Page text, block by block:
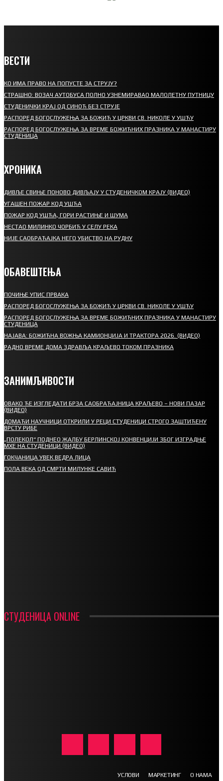
ВЕСТИ
КО ИМА ПРАВО НА ПОПУСТЕ ЗА СТРУЈУ?
СТРАШНО: ВОЗАЧ АУТОБУСА ПОЛНО УЗНЕМИРАВАО МАЛОЛЕТНУ ПУТНИЦУ
СТУДЕНИЧКИ КРАЈ ОД СИНОЋ БЕЗ СТРУЈЕ
РАСПОРЕД БОГОСЛУЖЕЊА ЗА БОЖИЋ У ЦРКВИ СВ. НИКОЛЕ У УШЋУ
РАСПОРЕД БОГОСЛУЖЕЊА ЗА ВРЕМЕ БОЖИЋНИХ ПРАЗНИКА У МАНАСТИРУ
СТУДЕНИЦА
ХРОНИКА
ДИВЉЕ СВИЊЕ ПОНОВО ДИВЉАЈУ У СТУДЕНИЧКОМ КРАЈУ (ВИДЕО)
УГАШЕН ПОЖАР КОД УШЋА
ПОЖАР КОД УШЋА, ГОРИ РАСТИЊЕ И ШУМА
НЕСТАО МИЛИНКО ЧОРБИЋ У СЕЛУ РЕКА
НИЈЕ САОБРАЋАЈКА НЕГО УБИСТВО НА РУДНУ
ОБАВЕШТЕЊА
ПОЧИЊЕ УПИС ПРВАКА
РАСПОРЕД БОГОСЛУЖЕЊА ЗА БОЖИЋ У ЦРКВИ СВ. НИКОЛЕ У УШЋУ
РАСПОРЕД БОГОСЛУЖЕЊА ЗА ВРЕМЕ БОЖИЋНИХ ПРАЗНИКА У МАНАСТИРУ
СТУДЕНИЦА
НАЈАВА: БОЖИЋНА ВОЖЊА КАМИОНЏИЈА И ТРАКТОРА 2026. (ВИДЕО)
РАДНО ВРЕМЕ ДОМА ЗДРАВЉА КРАЉЕВО ТОКОМ ПРАЗНИКА
ЗАНИМЉИВОСТИ
ОВАКО ЋЕ ИЗГЛЕДАТИ БРЗА САОБРАЋАЈНИЦА КРАЉЕВО – НОВИ ПАЗАР
(ВИДЕО)
ДОМАЋИ НАУЧНИЦИ ОТКРИЛИ У РЕЦИ СТУДЕНИЦИ СТРОГО ЗАШТИЋЕНУ
ВРСТУ РИБЕ
„ПОЛЕКОЛ“ ПОДНЕО ЖАЛБУ БЕРЛИНСКОЈ КОНВЕНЦИЈИ ЗБОГ ИЗГРАДЊЕ
МХЕ НА СТУДЕНИЦИ (ВИДЕО)
ГОКЧАНИЦА УВЕК ВЕДРА ЛИЦА
ПОЛА ВЕКА ОД СМРТИ МИЛУНКЕ САВИЋ
СТУДЕНИЦА ONLINE
УСЛОВИ МАРКЕТИНГ О НАМА